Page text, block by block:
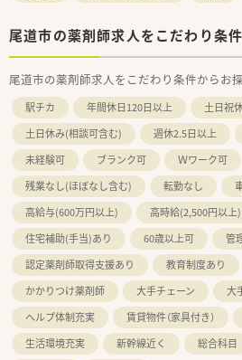
尾道市の薬剤師求人をこだわり条
尾道市の薬剤師求人をこだわり条件からお
駅チカ 年間休日120日以上
土日祝
土日休み(相談可含む)
週休2.5日以上
未経験可
ブランク可 Ｗワーク可
残業なし(ほぼなし含む)
転勤なし
高給与(600万円以上)
高時給(2,500円以上)
住宅補助(手当)あり
60歳以上可 管
認定薬剤師取得支援あり
教育制度あり
かかりつけ薬剤師
大手チェーン
大
ヘルプ体制充実
賃貸物件（家具付き）
生活環境充実
新幹線近く 総合科目